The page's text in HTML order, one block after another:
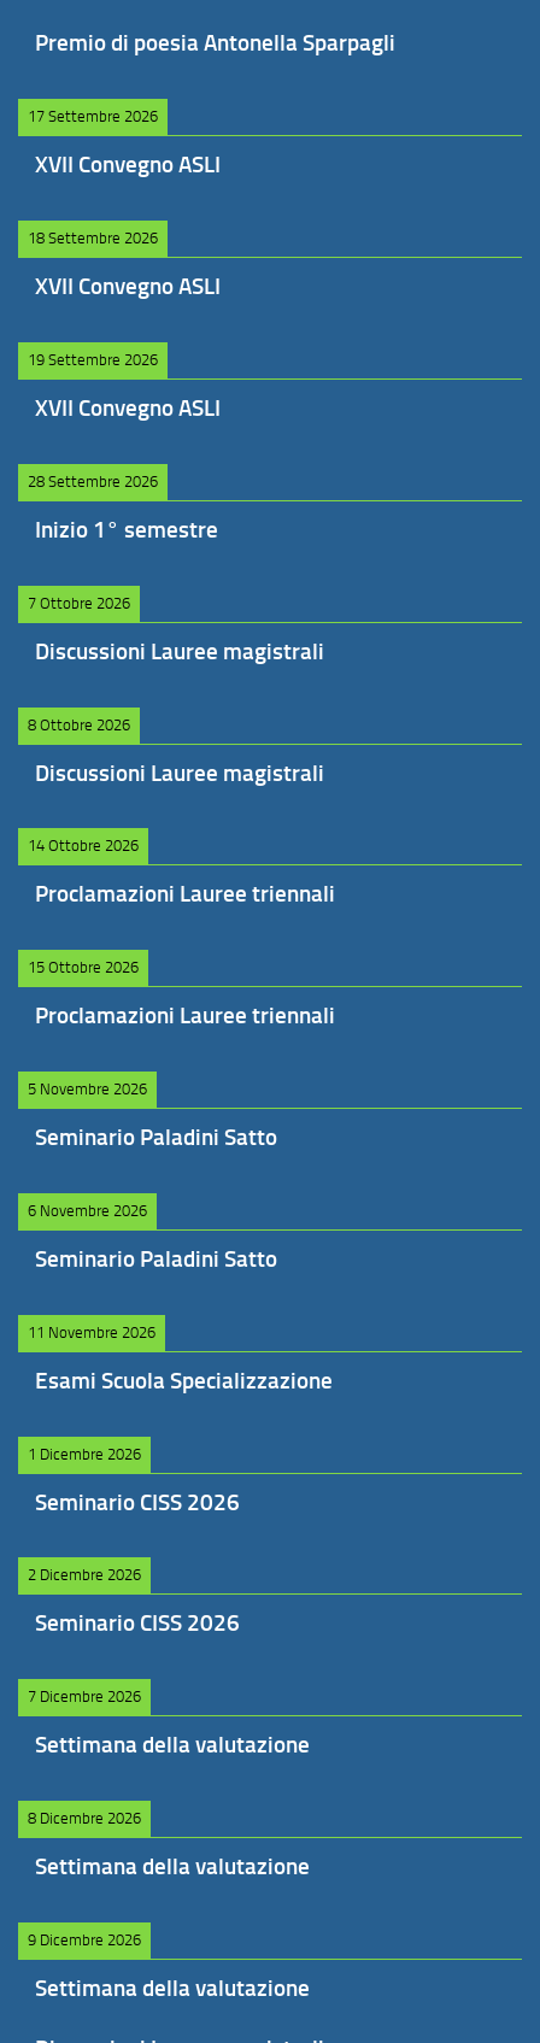
Premio di poesia Antonella Sparpagli
17 Settembre 2026
XVII Convegno ASLI
18 Settembre 2026
XVII Convegno ASLI
19 Settembre 2026
XVII Convegno ASLI
28 Settembre 2026
Inizio 1° semestre
7 Ottobre 2026
Discussioni Lauree magistrali
8 Ottobre 2026
Discussioni Lauree magistrali
14 Ottobre 2026
Proclamazioni Lauree triennali
15 Ottobre 2026
Proclamazioni Lauree triennali
5 Novembre 2026
Seminario Paladini Satto
6 Novembre 2026
Seminario Paladini Satto
11 Novembre 2026
Esami Scuola Specializzazione
1 Dicembre 2026
Seminario CISS 2026
2 Dicembre 2026
Seminario CISS 2026
7 Dicembre 2026
Settimana della valutazione
8 Dicembre 2026
Settimana della valutazione
9 Dicembre 2026
Settimana della valutazione